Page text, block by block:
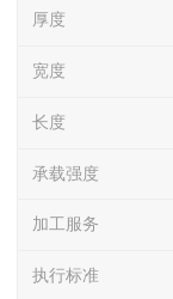
厚度
宽度
长度
承载强度
加工服务
执行标准